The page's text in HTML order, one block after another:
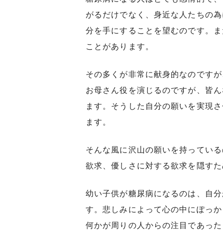
がるだけでなく、身近な人たちの
分を手にすることを望むのです。
ことがあります。
その多くが非常に献身的なのです
お母さん役を演じるのですが、皆
ます。そうした自分の願いを実現
ます。
そんな風に沢山の願いを持ってい
欲求、優しさに対する欲求を隠すた
幼い子供が糖尿病になるのは、自
す。悲しみによって心の中にぽっ
何かが周りの人からの注目であっ